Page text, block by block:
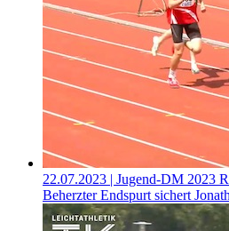
22.07.2023 | Jugend-DM 2023
Beherzter Endspurt sichert